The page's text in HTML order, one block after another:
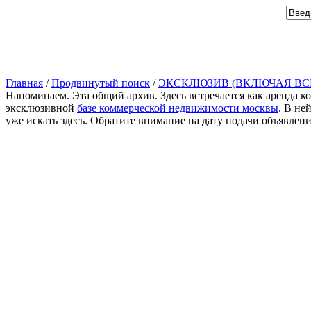
Главная /Продвинутый поиск /ЭКСКЛЮЗИВ (ВКЛЮЧАЯ
Напоминаем. Эта общий архив. Здесь встречается как аренда
эксклюзивной базе коммерческой недвижимости москвы. В
уже искать здесь. Обратите внимание на дату подачи